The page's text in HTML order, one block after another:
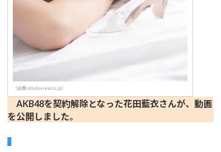
（出典 cdn.deview.co.jp）
AKB48を契約解除となった花田藍衣さんが、動画
を公開しました。